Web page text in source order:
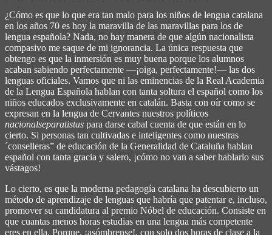
¿Cómo es que lo que era tan malo para los niños de lengua catalana
en los años 70 es hoy la maravilla de las maravillas para los de
lengua española? Nada, no hay manera de que algún nacionalista
compasivo me saque de mi ignorancia. La única respuesta que
obtengo es que la inmersión es muy buena porque los alumnos
acaban sabiendo perfectamente ―¡oiga, perfectamente!― las dos
lenguas oficiales. Vamos que ni las eminencias de la Real Academia
de la Lengua Española hablan con tanta soltura el español como los
niños educados exclusivamente en catalán. Basta con oír como se
expresan en la lengua de Cervantes nuestros políticos
nacionalseparatistas para darse cabal cuenta de que están en lo
cierto. Si personas tan cultivadas e inteligentes como nuestras
´conselleras” de educación de la Generalidad de Cataluña hablan
español con tanta gracia y salero, ¡cómo no van a saber hablarlo sus
vástagos!
Lo cierto, es que la moderna pedagogía catalana ha descubierto un
método de aprendizaje de lenguas que habría que patentar e, incluso,
promover su candidatura al premio Nóbel de educación. Consiste en
que cuantas menos horas estudias en una lengua más competente
eres en ella. Porque, ¡asómbrense!, con solo dos horas de clase a la